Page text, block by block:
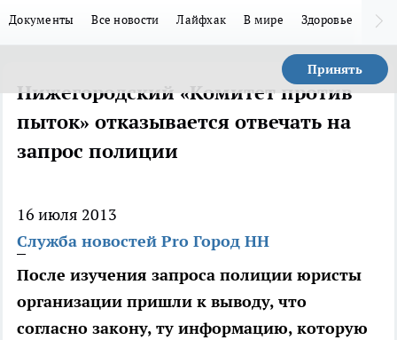
Документы Все новости Лайфхак В мире Здоровье
Принять
Нижегородский «Комитет против
пыток» отказывается отвечать на
запрос полиции
16 июля 2013
Служба новостей Pro Город НН
После изучения запроса полиции юристы
организации пришли к выводу, что
согласно закону, ту информацию, которую